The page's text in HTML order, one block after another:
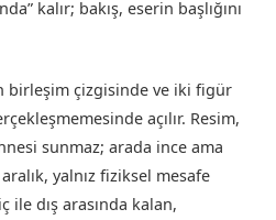
kalır; bakış, eserin başlığını
birleşim çizgisinde ve iki figür
açılır. Resim,
sunmaz; arada ince ama
yalnız fiziksel mesafe
ile dış arasında kalan,